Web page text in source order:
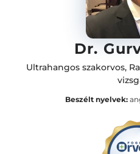
Dr.
Ultrahangos szakorvos,
Beszélt nyelvek: